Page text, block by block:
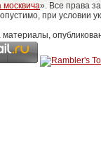
москвича». Все права
при условии